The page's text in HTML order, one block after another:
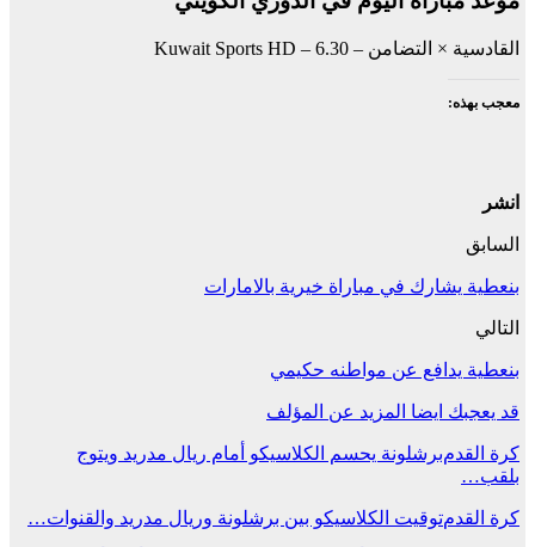
القادسية × التضامن – 6.30 – Kuwait Sports HD
معجب بهذه:
انشر
السابق
بنعطية يشارك في مباراة خيرية بالامارات
التالي
بنعطية يدافع عن مواطنه حكيمي
قد يعجبك ايضا المزيد عن المؤلف
كرة القدمبرشلونة يحسم الكلاسيكو أمام ريال مدريد ويتوج
بلقب…
كرة القدمتوقيت الكلاسيكو بين برشلونة وريال مدريد والقنوات…